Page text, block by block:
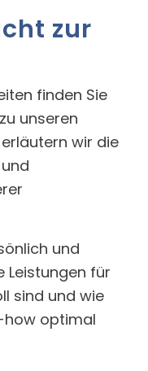
zur
finden Sie
unseren
wir die
und
Leistungen für
sind und wie
how optimal